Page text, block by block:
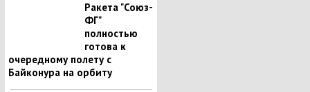
Ракета "Союз-
ФГ"
полностью
готова к
очередному полету с
Байконура на орбиту